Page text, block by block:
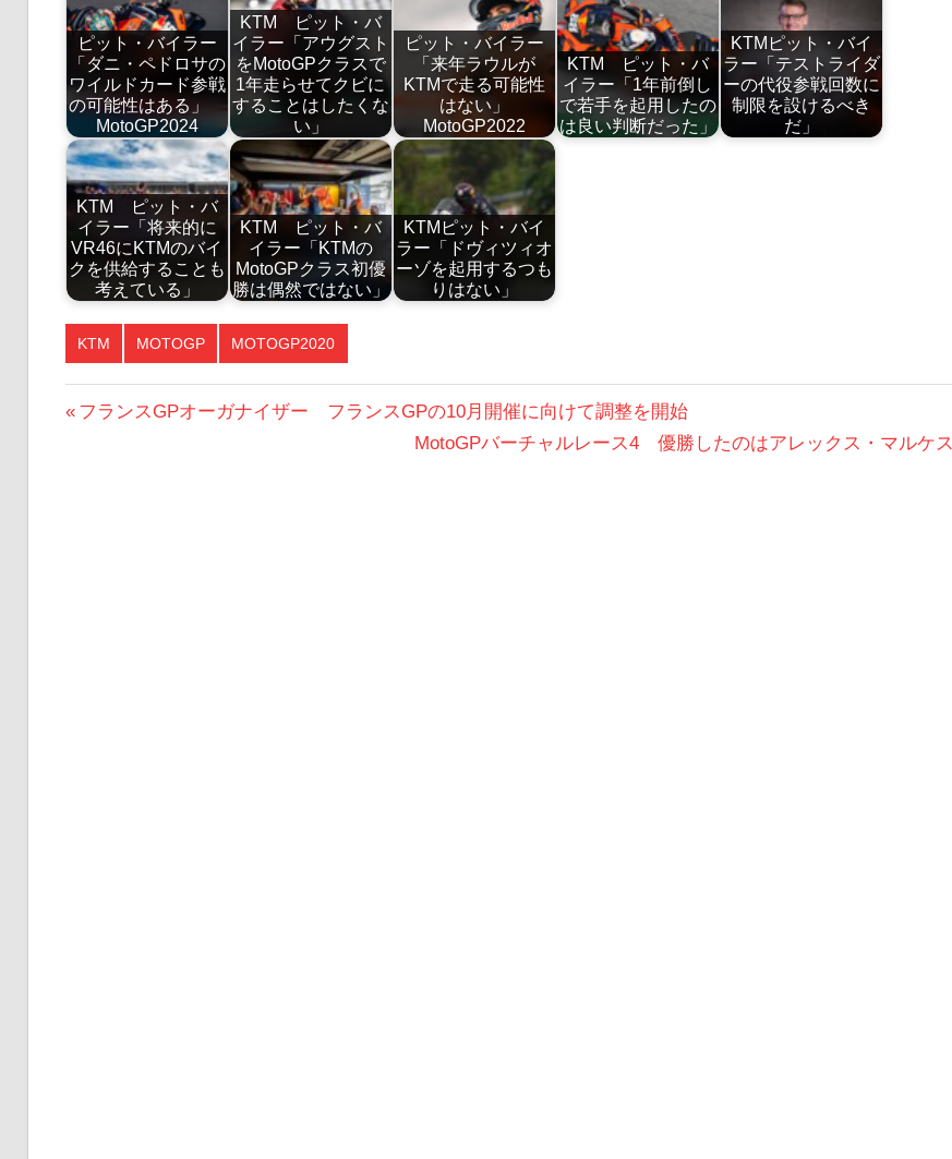
ピット・バイラー
「ダニ・ペドロサの
ワイルドカード参戦
の可能性はある」
MotoGP2024
KTM ピット・バ
イラー「アウグスト
をMotoGPクラスで
1年走らせてクビに
することはしたくな
い」
ピット・バイラー
「来年ラウルが
KTMで走る可能性
はない」
MotoGP2022
KTM ピット・バ
イラー「1年前倒し
で若手を起用したの
は良い判断だった」
KTMピット・バイ
ラー「テストライダ
ーの代役参戦回数に
制限を設けるべき
だ」
KTM ピット・バ
イラー「将来的に
VR46にKTMのバイ
クを供給することも
考えている」
KTM ピット・バ
イラー「KTMの
MotoGPクラス初優
勝は偶然ではない」
KTMピット・バイ
ラー「ドヴィツィオ
ーゾを起用するつも
りはない」
KTM MOTOGP MOTOGP2020
投
前
フランスGPオーガナイザー フランスGPの10月開催に向けて調整を開始
次
MotoGPバーチャルレース4 優勝したのはアレックス・マルケス